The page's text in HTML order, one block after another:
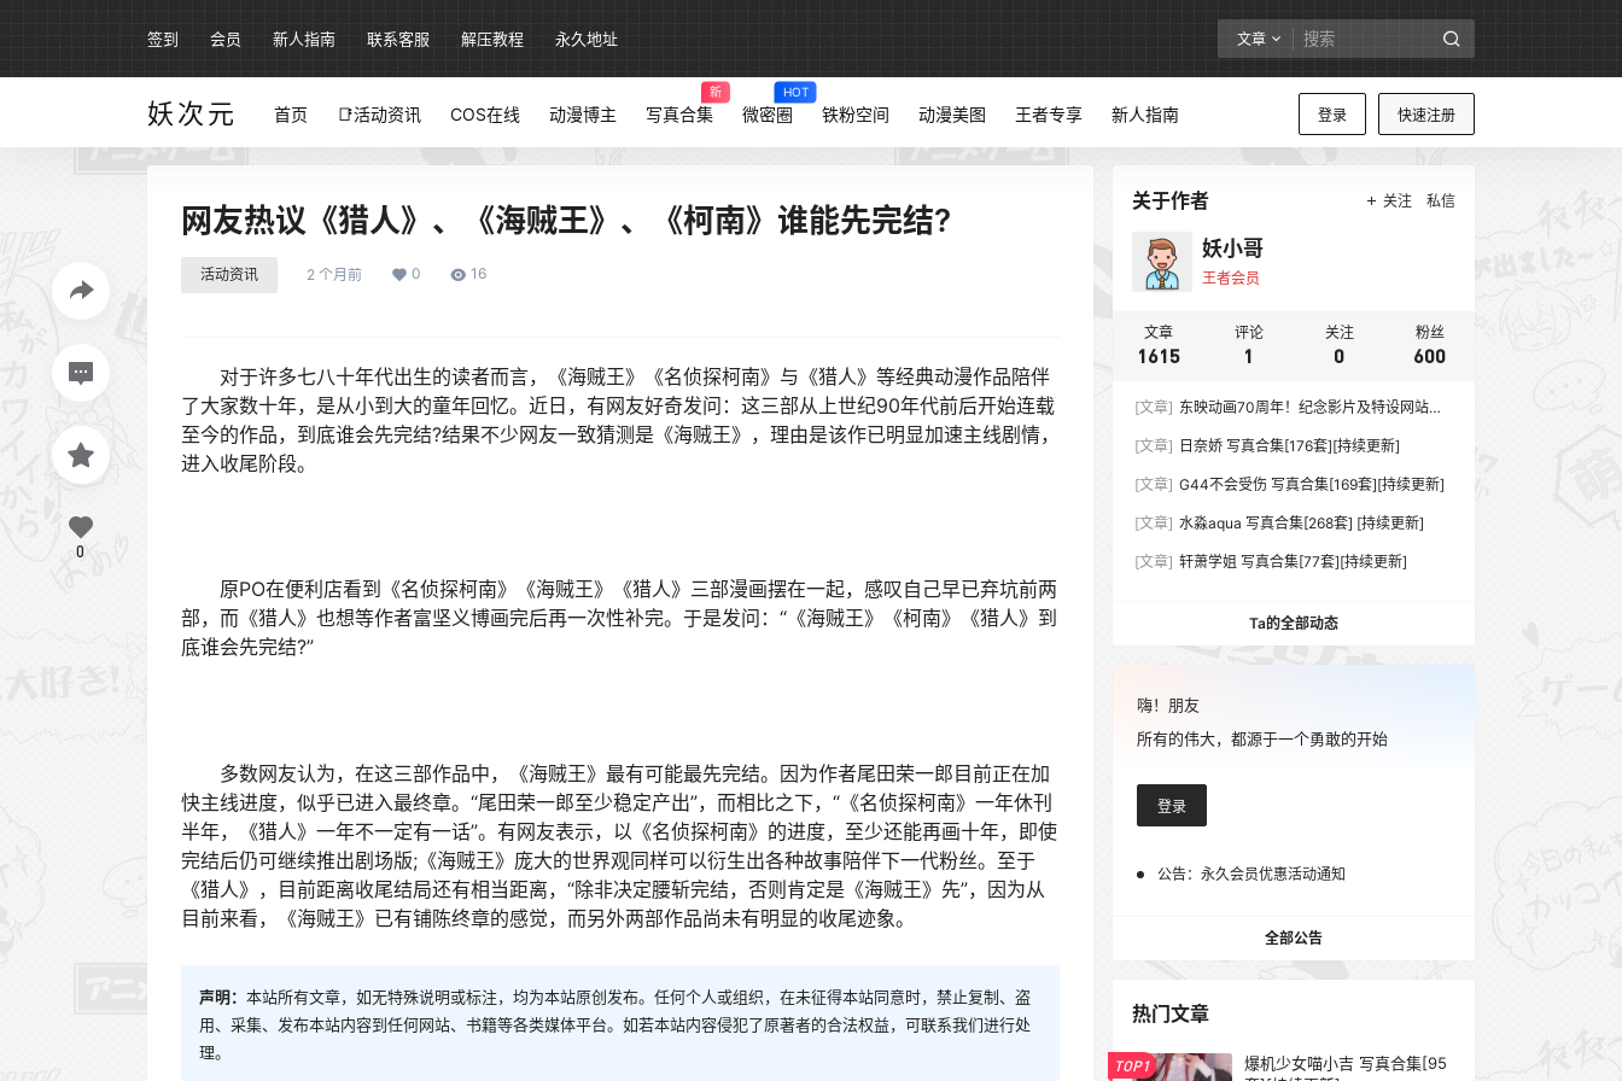
签到 会员 新人指南 联系客服 解压教程 永久地址 文章
妖次元 登录 快速注册
首页 📑活动资讯 COS在线 动漫博主 写真合集
新
微密圈
HOT
铁粉空间 动漫美图 王者专享 新人指南
网友热议《猎人》、《海贼王》、《柯南》谁能先完结?
活动资讯 2 个月前 0 16
对于许多七八十年代出生的读者而言，《海贼王》《名侦探柯南》与《猎人》等经典动漫作品陪伴
了大家数十年，是从小到大的童年回忆。近日，有网友好奇发问：这三部从上世纪90年代前后开始连载
至今的作品，到底谁会先完结?结果不少网友一致猜测是《海贼王》，理由是该作已明显加速主线剧情，
进入收尾阶段。
原PO在便利店看到《名侦探柯南》《海贼王》《猎人》三部漫画摆在一起，感叹自己早已弃坑前两
部，而《猎人》也想等作者富坚义博画完后再一次性补完。于是发问：“《海贼王》《柯南》《猎人》到
底谁会先完结?”
多数网友认为，在这三部作品中，《海贼王》最有可能最先完结。因为作者尾田荣一郎目前正在加
快主线进度，似乎已进入最终章。“尾田荣一郎至少稳定产出”，而相比之下，“《名侦探柯南》一年休刊
半年，《猎人》一年不一定有一话”。有网友表示，以《名侦探柯南》的进度，至少还能再画十年，即使
完结后仍可继续推出剧场版;《海贼王》庞大的世界观同样可以衍生出各种故事陪伴下一代粉丝。至于
《猎人》，目前距离收尾结局还有相当距离，“除非决定腰斩完结，否则肯定是《海贼王》先”，因为从
目前来看，《海贼王》已有铺陈终章的感觉，而另外两部作品尚未有明显的收尾迹象。
声明： 本站所有文章，如无特殊说明或标注，均为本站原创发布。任何个人或组织，在未征得本站同意时，禁止复制、盗
用、采集、发布本站内容到任何网站、书籍等各类媒体平台。如若本站内容侵犯了原著者的合法权益，可联系我们进行处
理。
0
关于作者 关注 私信
妖小哥
王者会员
文章
1615
评论
1
关注
0
粉丝
600
[文章] 东映动画70周年！纪念影片及特设网站同
[文章] 日奈娇 写真合集[176套][持续更新]
[文章] G44不会受伤 写真合集[169套][持续更新]
[文章] 水淼aqua 写真合集[268套] [持续更新]
[文章] 轩萧学姐 写真合集[77套][持续更新]
Ta的全部动态
嗨！朋友
所有的伟大，都源于一个勇敢的开始
登录
公告： 永久会员优惠活动通知
全部公告
热门文章
TOP1
爆机少女喵小吉 写真合集[95